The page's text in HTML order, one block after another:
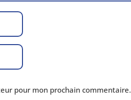
pour mon pro­chain commentaire.